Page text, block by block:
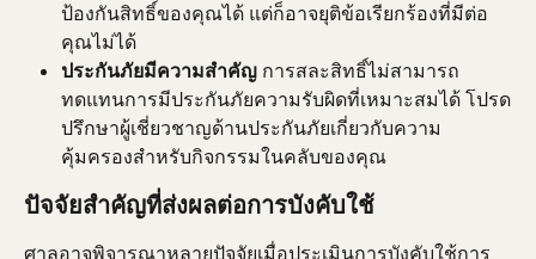
ป้องกันสิทธิ์ของคุณได้ แต่ก็อาจยุติข้อเรียกร้องที่มีต่อ
คุณไม่ได้
ประกันภัยมีความสำคัญ การสละสิทธิ์ไม่สามารถ
ทดแทนการมีประกันภัยความรับผิดที่เหมาะสมได้ โปรด
ปรึกษาผู้เชี่ยวชาญด้านประกันภัยเกี่ยวกับความ
คุ้มครองสำหรับกิจกรรมในคลับของคุณ
ปัจจัยสำคัญที่ส่งผลต่อการบังคับใช้